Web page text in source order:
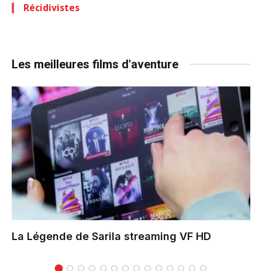
Récidivistes
Les meilleures films d'aventure
La Légende de Sarila streaming VF HD